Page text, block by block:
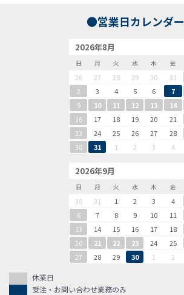
●営業日カレンダー
2026年8月
日 月 火 水 木 金
26 27 28 29 30 31
2
3 4 5 6 7
9
10 11 12 13 14
16
17 18 19 20 21
23
24 25 26 27 28
30
31 1 2 3 4
2026年9月
日 月 火 水 木 金
30 31 1 2 3 4
6
7 8 9 10 11
13
14 15 16 17 18
20
21 22 23 24 25
27
28 29 30 1 2
休業日
受注・お問い合わせ業務のみ